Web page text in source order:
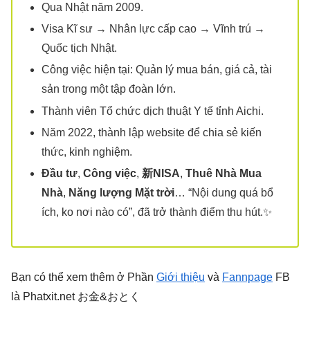
Qua Nhật năm 2009.
Visa Kĩ sư → Nhân lực cấp cao → Vĩnh trú →
Quốc tịch Nhật.
Công việc hiện tại: Quản lý mua bán, giá cả, tài
sản trong một tập đoàn lớn.
Thành viên Tổ chức dịch thuật Y tế tỉnh Aichi.
Năm 2022, thành lập website để chia sẻ kiến
thức, kinh nghiệm.
Đầu tư, Công việc, 新NISA, Thuê Nhà Mua
Nhà, Năng lượng Mặt trời… “Nội dung quá bổ
ích, ko nơi nào có”, đã trở thành điểm thu hút.✨
Bạn có thể xem thêm ở Phần Giới thiệu và Fannpage FB
là Phatxit.net お金&おとく